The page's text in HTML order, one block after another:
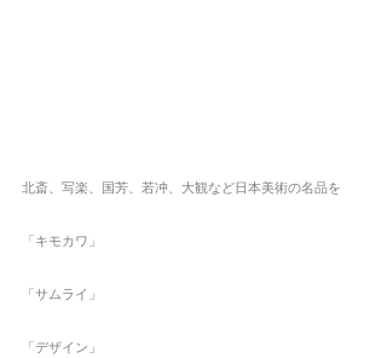
北斎、写楽、国芳、若冲、大観など日本美術の名品を
「キモカワ」
「サムライ」
「デザイン」